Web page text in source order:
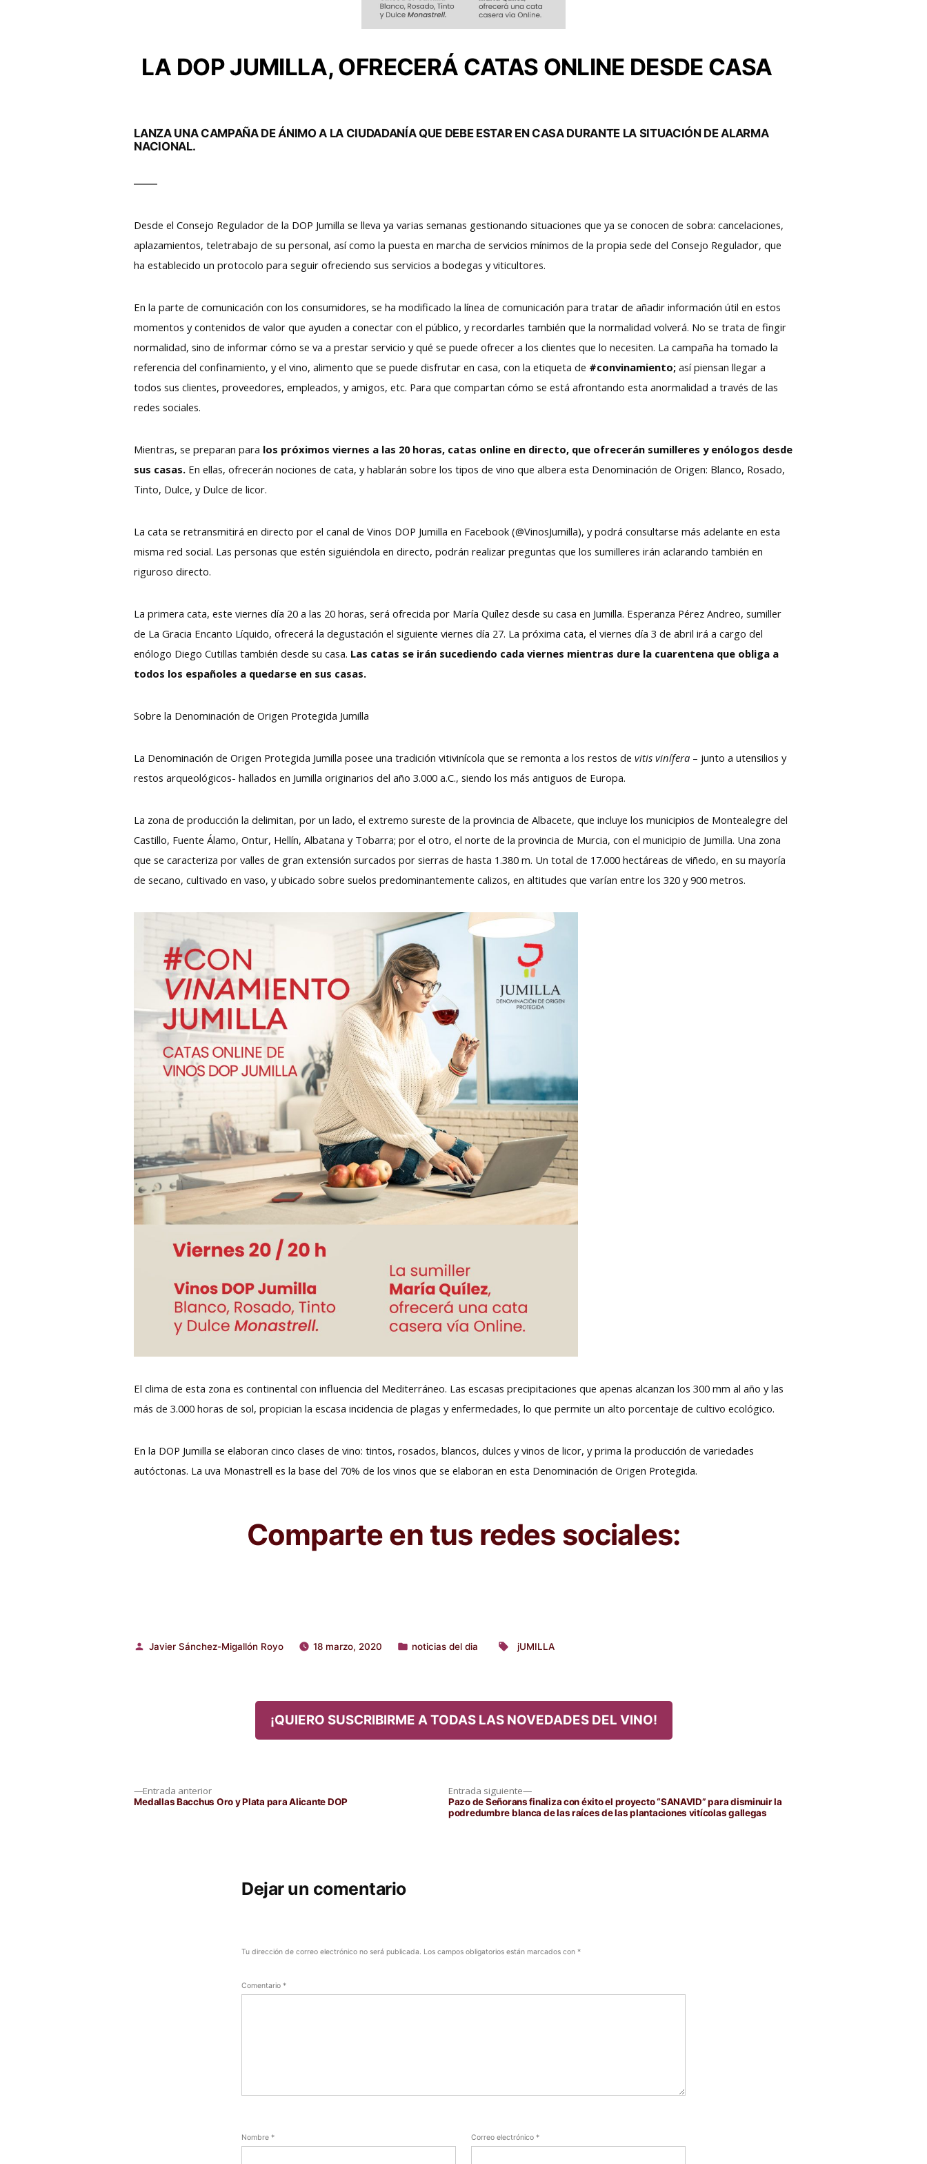
LA DOP JUMILLA, OFRECERÁ CATAS ONLINE DESDE CASA
LANZA UNA CAMPAÑA DE ÁNIMO A LA CIUDADANÍA QUE DEBE ESTAR EN CASA DURANTE LA SITUACIÓN DE ALARMA
NACIONAL.
Desde el Consejo Regulador de la DOP Jumilla se lleva ya varias semanas gestionando situaciones que ya se conocen de sobra: cancelaciones,
aplazamientos, teletrabajo de su personal, así como la puesta en marcha de servicios mínimos de la propia sede del Consejo Regulador, que
ha establecido un protocolo para seguir ofreciendo sus servicios a bodegas y viticultores.
En la parte de comunicación con los consumidores, se ha modificado la línea de comunicación para tratar de añadir información útil en estos
momentos y contenidos de valor que ayuden a conectar con el público, y recordarles también que la normalidad volverá. No se trata de fingir
normalidad, sino de informar cómo se va a prestar servicio y qué se puede ofrecer a los clientes que lo necesiten. La campaña ha tomado la
referencia del confinamiento, y el vino, alimento que se puede disfrutar en casa, con la etiqueta de #convinamiento; así piensan llegar a
todos sus clientes, proveedores, empleados, y amigos, etc. Para que compartan cómo se está afrontando esta anormalidad a través de las
redes sociales.
Mientras, se preparan para los próximos viernes a las 20 horas, catas online en directo, que ofrecerán sumilleres y enólogos desde
sus casas. En ellas, ofrecerán nociones de cata, y hablarán sobre los tipos de vino que albera esta Denominación de Origen: Blanco, Rosado,
Tinto, Dulce, y Dulce de licor.
La cata se retransmitirá en directo por el canal de Vinos DOP Jumilla en Facebook (@VinosJumilla), y podrá consultarse más adelante en esta
misma red social. Las personas que estén siguiéndola en directo, podrán realizar preguntas que los sumilleres irán aclarando también en
riguroso directo.
La primera cata, este viernes día 20 a las 20 horas, será ofrecida por María Quílez desde su casa en Jumilla. Esperanza Pérez Andreo, sumiller
de La Gracia Encanto Líquido, ofrecerá la degustación el siguiente viernes día 27. La próxima cata, el viernes día 3 de abril irá a cargo del
enólogo Diego Cutillas también desde su casa. Las catas se irán sucediendo cada viernes mientras dure la cuarentena que obliga a
todos los españoles a quedarse en sus casas.
Sobre la Denominación de Origen Protegida Jumilla
La Denominación de Origen Protegida Jumilla posee una tradición vitivinícola que se remonta a los restos devitis vinífera – junto a utensilios y
restos arqueológicos- hallados en Jumilla originarios del año 3.000 a.C., siendo los más antiguos de Europa.
La zona de producción la delimitan, por un lado, el extremo sureste de la provincia de Albacete, que incluye los municipios de Montealegre del
Castillo, Fuente Álamo, Ontur, Hellín, Albatana y Tobarra; por el otro, el norte de la provincia de Murcia, con el municipio de Jumilla. Una zona
que se caracteriza por valles de gran extensión surcados por sierras de hasta 1.380 m. Un total de 17.000 hectáreas de viñedo, en su mayoría
de secano, cultivado en vaso, y ubicado sobre suelos predominantemente calizos, en altitudes que varían entre los 320 y 900 metros.
El clima de esta zona es continental con influencia del Mediterráneo. Las escasas precipitaciones que apenas alcanzan los 300 mm al año y las
más de 3.000 horas de sol, propician la escasa incidencia de plagas y enfermedades, lo que permite un alto porcentaje de cultivo ecológico.
En la DOP Jumilla se elaboran cinco clases de vino: tintos, rosados, blancos, dulces y vinos de licor, y prima la producción de variedades
autóctonas. La uva Monastrell es la base del 70% de los vinos que se elaboran en esta Denominación de Origen Protegida.
Comparte en tus redes sociales:
Publicado
Javier Sánchez-Migallón Royo 18 marzo, 2020
Publicado
noticias del dia
Etiquetas:
jUMILLA
¡QUIERO SUSCRIBIRME A TODAS LAS NOVEDADES DEL VINO!
Entrada anteriorEntrada
anterior:
Medallas Bacchus Oro y Plata para Alicante DOP
Entrada siguiente
Entrada
siguiente:
Pazo de Señorans finaliza con éxito el proyecto “SANAVID” para disminuir la
podredumbre blanca de las raíces de las plantaciones vitícolas gallegas
Dejar un comentario
Tu dirección de correo electrónico no será publicada. Los campos obligatorios están marcados con *
Comentario *
Nombre * Correo electrónico *